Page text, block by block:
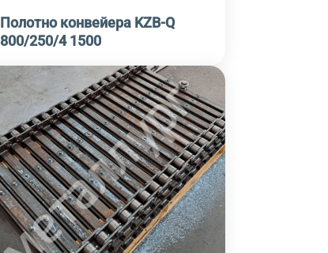
Полотно конвейера KZB-Q
800/250/4 1500